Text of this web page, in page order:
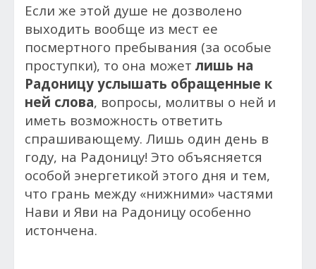
Если же этой душе не дозволено
выходить вообще из мест ее
посмертного пребывания (за особые
проступки), то она может лишь на
Радоницу услышать обращенные к
ней слова, вопросы, молитвы о ней и
иметь возможность ответить
спрашивающему. Лишь один день в
году, на Радоницу! Это объясняется
особой энергетикой этого дня и тем,
что грань между «нижними» частями
Нави и Яви на Радоницу особенно
истончена.